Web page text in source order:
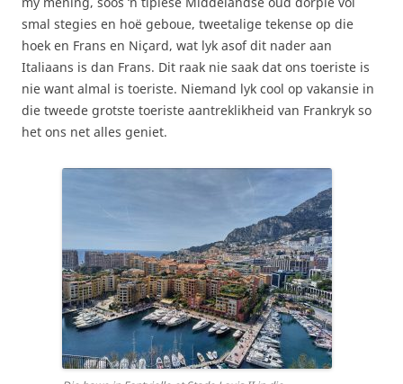
smal stegies en hoë geboue, tweetalige tekense op die
hoek en Frans en Niçard, wat lyk asof dit nader aan
Italiaans is dan Frans. Dit raak nie saak dat ons toeriste is
nie want almal is toeriste. Niemand lyk cool op vakansie in
die tweede grotste toeriste aantreklikheid van Frankryk so
het ons net alles geniet.